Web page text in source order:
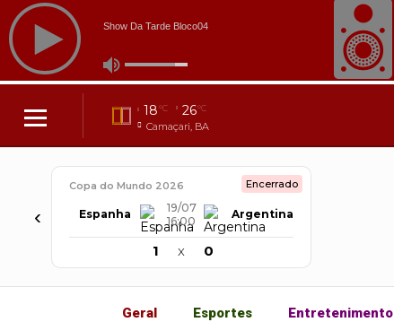
18°C 26°C
Camaçari, BA
‹
Copa do Mundo 2026 Encerrado
Espanha
19/07
16:00
Argentina
1 x 0
Geral Esportes Entretenimento